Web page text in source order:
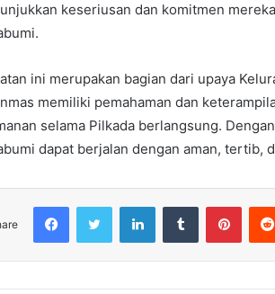
keseriusan dan komitmen
ini merupakan bagian dari upaya
memiliki pemahaman dan
selama Pilkada berlangsung.
dapat berjalan dengan aman, tertib,
FacebookTwitter LinkedInTumblr